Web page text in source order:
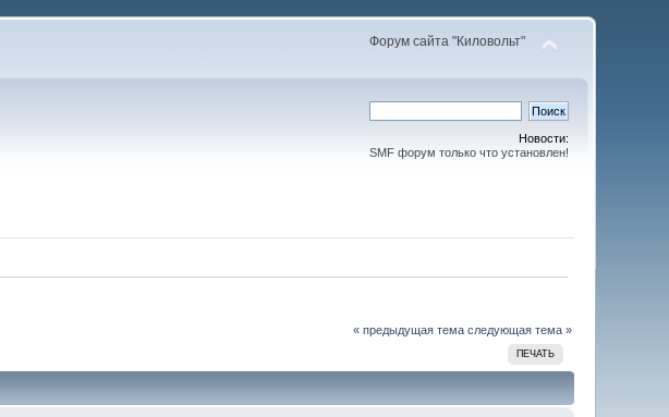
Форум сайта "Киловольт"
Новости:
SMF форум только что установлен!
« предыдущая тема следующая тема »
ПЕЧАТЬ